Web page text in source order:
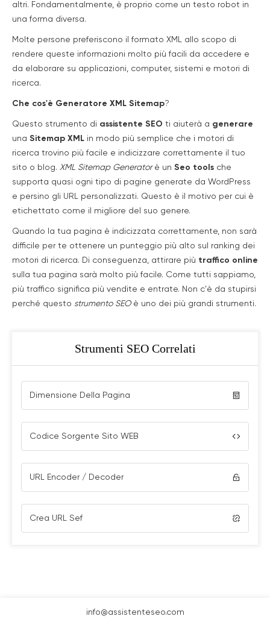
altri. Fondamentalmente, è proprio come un testo robot in
una forma diversa.
Molte persone preferiscono il formato XML allo scopo di
rendere queste informazioni molto più facili da accedere e
da elaborare su applicazioni, computer, sistemi e motori di
ricerca.
Che cos'è Generatore XML Sitemap?
Questo strumento di assistente SEO ti aiuterà a generare
una Sitemap XML in modo più semplice che i motori di
ricerca trovino più facile e indicizzare correttamente il tuo
sito o blog. XML Sitemap Generatorè un Seo tools che
supporta quasi ogni tipo di pagine generate da WordPress
e persino gli URL personalizzati. Questo è il motivo per cui è
etichettato come il migliore del suo genere.
Quando la tua pagina è indicizzata correttamente, non sarà
difficile per te ottenere un punteggio più alto sul ranking dei
motori di ricerca. Di conseguenza, attirare più traffico online
sulla tua pagina sarà molto più facile. Come tutti sappiamo,
più traffico significa più vendite e entrate. Non c'è da stupirsi
perché questo strumento SEOè uno dei più grandi strumenti.
Strumenti SEO Correlati
Dimensione Della Pagina
Codice Sorgente Sito WEB
URL Encoder / Decoder
Crea URL Sef
info@assistenteseo.com